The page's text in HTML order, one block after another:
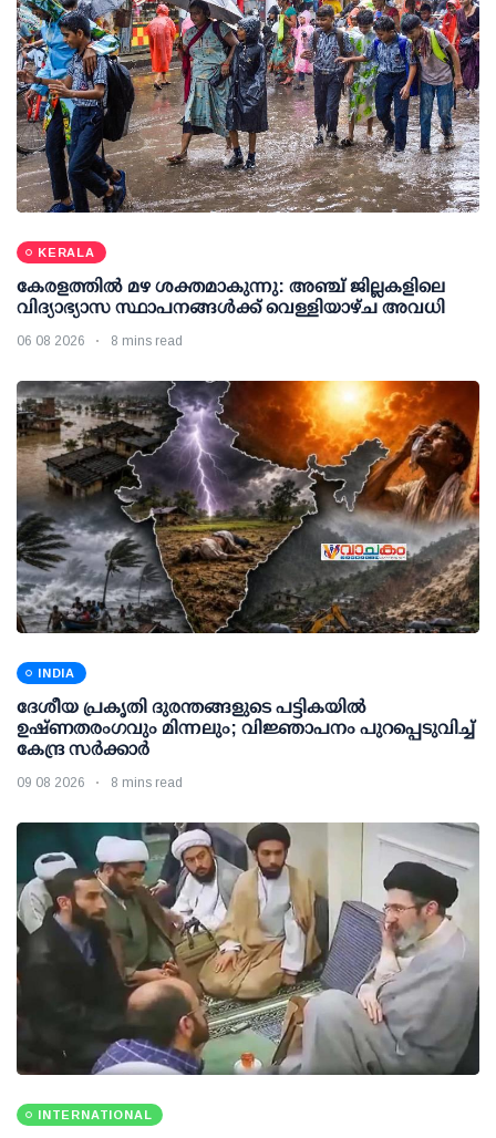
KERALA
കേരളത്തില്‍ മഴ ശക്തമാകുന്നു: അഞ്ച് ജില്ലകളിലെ
വിദ്യാഭ്യാസ സ്ഥാപനങ്ങള്‍ക്ക് വെള്ളിയാഴ്ച അവധി
06 08 2026 8 mins read
INDIA
ദേശീയ പ്രകൃതി ദുരന്തങ്ങളുടെ പട്ടികയില്‍
ഉഷ്ണതരംഗവും മിന്നലും; വിജ്ഞാപനം പുറപ്പെടുവിച്ച്
കേന്ദ്ര സര്‍ക്കാര്‍
09 08 2026 8 mins read
INTERNATIONAL